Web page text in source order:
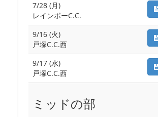
7/28 (月)
レインボーC.C.
9/16 (火)
戸塚C.C.西
9/17 (水)
戸塚C.C.西
ミッドの部